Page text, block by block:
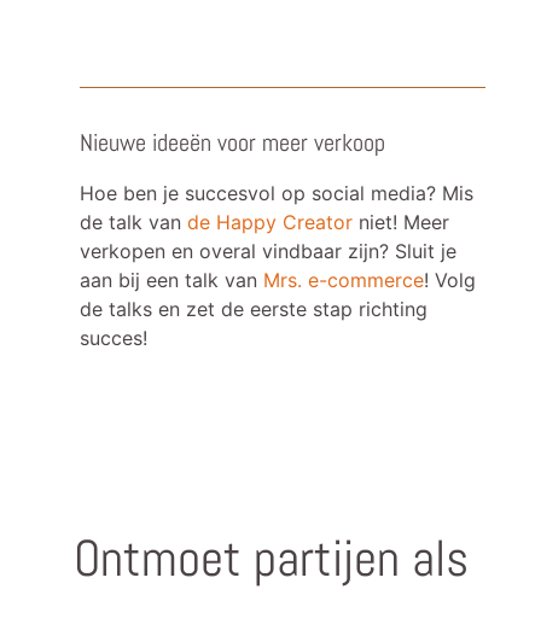
Nieuwe ideeën voor meer verkoop
Hoe ben je succesvol op social media? Mis
de talk van de Happy Creator niet! Meer
verkopen en overal vindbaar zijn? Sluit je
aan bij een talk van Mrs. e-commerce! Volg
de talks en zet de eerste stap richting
succes!
Ontmoet partijen als